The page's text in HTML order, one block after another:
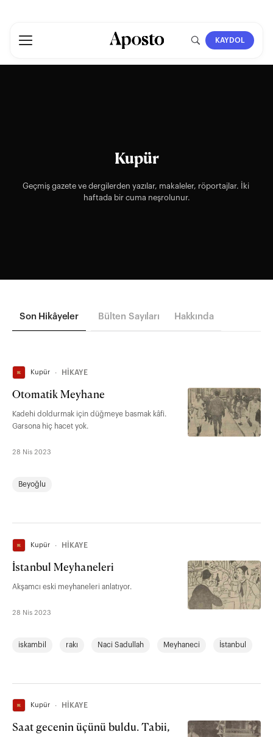
KAYDOL
Kupür
Geçmiş gazete ve dergilerden yazılar, makaleler, röportajlar. İki
haftada bir cuma neşrolunur.
Son Hikâyeler Bülten Sayıları Hakkında
Kupür ∙ HİKAYE
Otomatik Meyhane
Kadehi doldurmak için düğmeye basmak kâfi.
Garsona hiç hacet yok.
28 Nis 2023
Beyoğlu
Kupür ∙ HİKAYE
İstanbul Meyhaneleri
Akşamcı eski meyhaneleri anlatıyor.
28 Nis 2023
iskambil rakı Naci Sadullah Meyhaneci İstanbul
Kupür ∙ HİKAYE
Saat gecenin üçünü buldu. Tabii,